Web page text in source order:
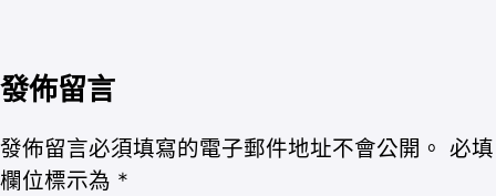
發佈留言
發佈留言必須填寫的電子郵件地址不會公開。 必填
欄位標示為 *